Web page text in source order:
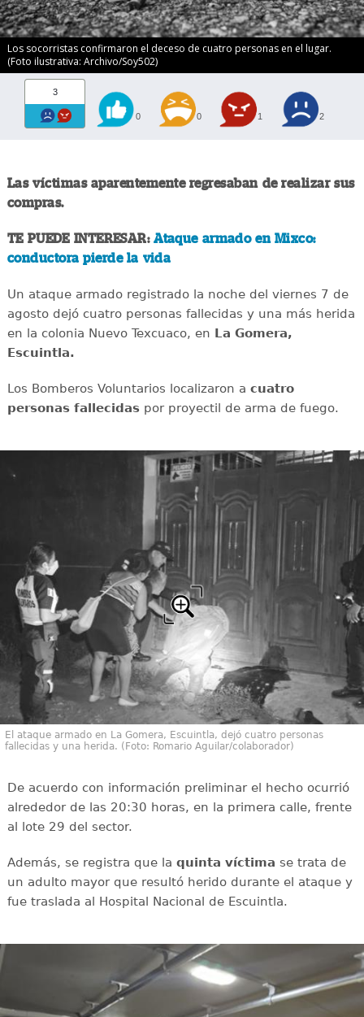
Los socorristas confirmaron el deceso de cuatro personas en el lugar.
(Foto ilustrativa: Archivo/Soy502)
3
0 0 1 2
Las víctimas aparentemente regresaban de realizar sus
compras.
TE PUEDE INTERESAR:Ataque armado en Mixco:
conductora pierde la vida
Un ataque armado registrado la noche del viernes 7 de
agosto dejó cuatro personas fallecidas y una más herida
en la colonia Nuevo Texcuaco, en La Gomera,
Escuintla.
Los Bomberos Voluntarios localizaron a cuatro
personas fallecidaspor proyectil de arma de fuego.
El ataque armado en La Gomera, Escuintla, dejó cuatro personas
fallecidas y una herida. (Foto: Romario Aguilar/colaborador)
De acuerdo con información preliminar el hecho ocurrió
alrededor de las 20:30 horas, en la primera calle, frente
al lote 29 del sector.
Además, se registra que la quinta víctima se trata de
un adulto mayor que resultó herido durante el ataque y
fue traslada al Hospital Nacional de Escuintla.